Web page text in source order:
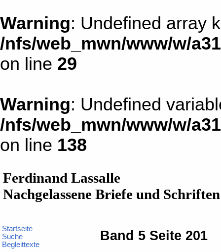
Warning: Undefined array
/nfs/web_mwn/www/w/
on line 29
Warning: Undefined
/nfs/web_mwn/www/w/
on line 138
Ferdinand Lassalle
Nachgelassene Briefe und Schriften
Startseite
Suche
Begleittexte
Band 5 Seite 201